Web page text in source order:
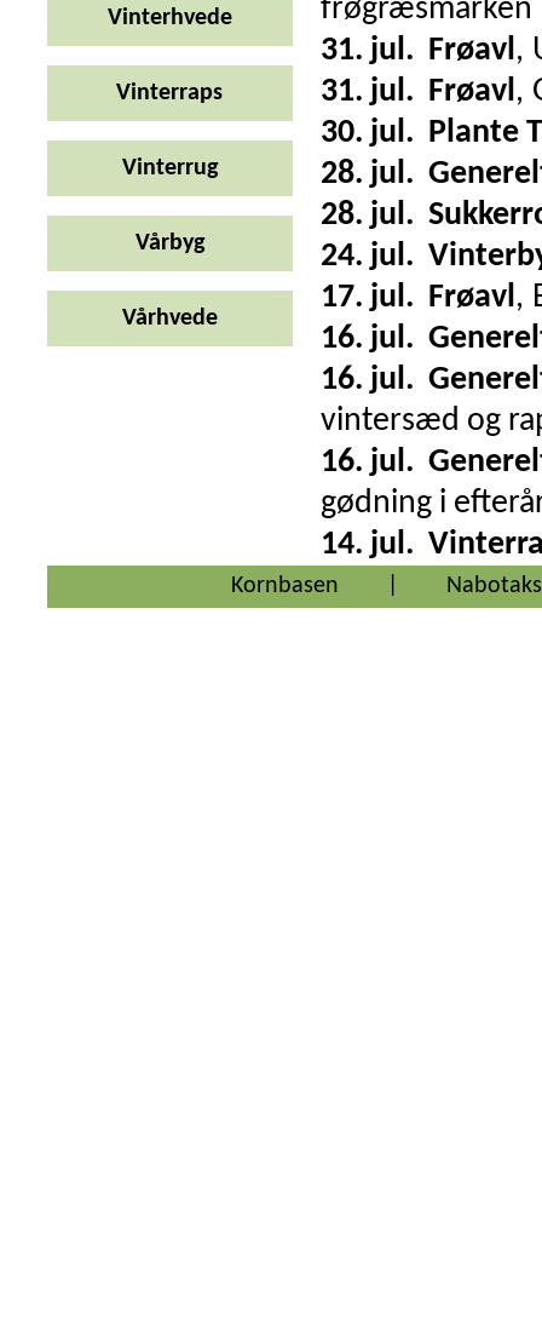
Vinterhvede
Vinterraps
Vinterrug
Vårbyg
Vårhvede
frøgræsmarken
31. jul. Frøavl,
31. jul. Frøavl,
30. jul. Plante
28. jul.
28. jul.
24. jul.
17. jul. Frøavl,
16. jul.
16. jul.
vintersæd og
16. jul.
gødning i
14. jul.
Kornbasen